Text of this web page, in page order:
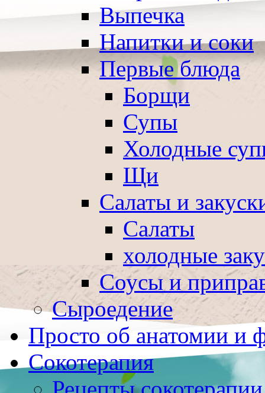
Выпечка
Напитки и соки
Первые блюда
Борщи
Супы
Холодные
Щи
Салаты и
Салаты
холодные
Соусы и
Сыроедение
Просто об анатомии и
Сокотерапия